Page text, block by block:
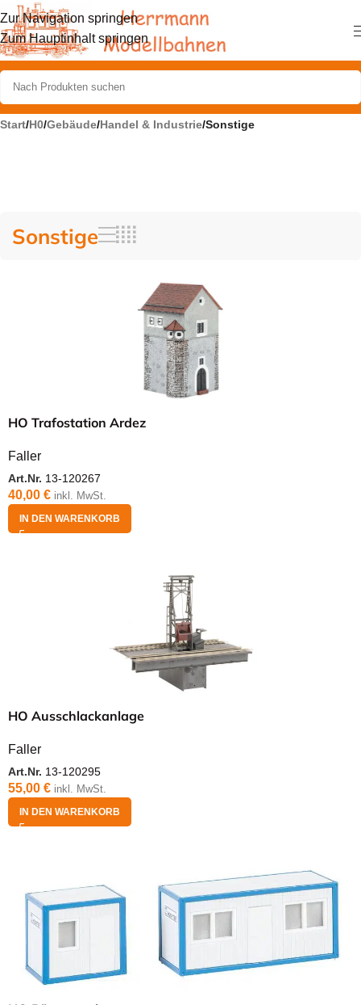
Zur Navigation springen
Zum Hauptinhalt springen
Start/H0/Gebäude/Handel & Industrie/Sonstige
Sonstige
HO Trafostation Ardez
Faller
Art.Nr. 13-120267
40,00 € inkl. MwSt.
IN DEN WARENKORB
HO Ausschlackanlage
Faller
Art.Nr. 13-120295
55,00 € inkl. MwSt.
IN DEN WARENKORB